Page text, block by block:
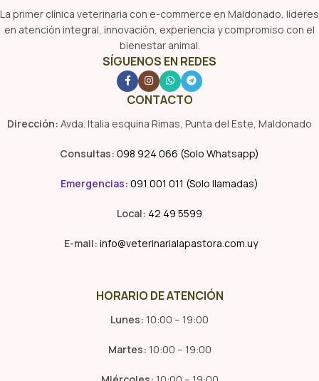
La primer clínica veterinaria con e-commerce en Maldonado, líderes
en atención integral, innovación, experiencia y compromiso con el
bienestar animal.
SÍGUENOS EN REDES
CONTACTO
Dirección: Avda. Italia esquina Rimas, Punta del Este, Maldonado
Consultas: 098 924 066 (Solo Whatsapp)
Emergencias: 091 001 011 (Solo llamadas)
Local: 42 49 5599
E-mail: info@veterinarialapastora.com.uy
HORARIO DE ATENCIÓN
Lunes: 10:00 – 19:00
Martes: 10:00 – 19:00